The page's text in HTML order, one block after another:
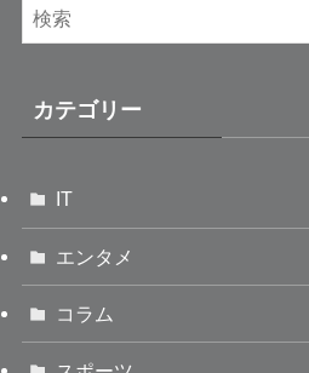
カテゴリー
IT
エンタメ
コラム